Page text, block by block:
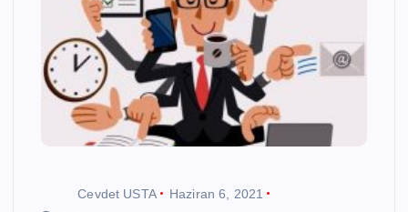
Cevdet USTA
Haziran 6, 2021